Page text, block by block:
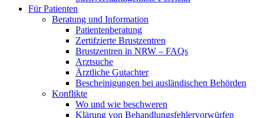
Für Patienten
Beratung und Information
Patientenberatung
Zertifzierte Brustzentren
Brustzentren in NRW – FAQs
Arztsuche
Ärztliche Gutachter
Bescheinigungen bei ausländischen Behörden
Konflikte
Wo und wie beschweren
Klärung von Behandlungsfehlervorwürfen